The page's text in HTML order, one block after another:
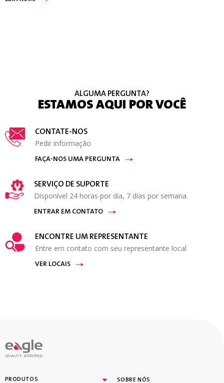
ALGUMA PERGUNTA?
ESTAMOS AQUI POR VOCÊ
CONTATE-NOS
Pedir informação
FAÇA-NOS UMA PERGUNTA
SERVIÇO DE SUPORTE
Disponível 24 horas por dia, 7 dias por semana.
ENTRAR EM CONTATO
ENCONTRE UM REPRESENTANTE
Entre em contato com seu representante local
VER LOCAIS
PRODUTOS SOBRE NÓS